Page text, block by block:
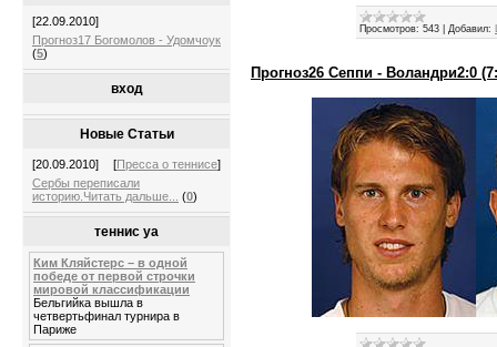
[22.09.2010]
Прогноз17 Богомолов - Удомчоук
(5)
вход
Новые Статьи
[20.09.2010] [Пресса о теннисе]
Сербы переписали
историю.Читать дальше...
(0)
теннис уа
Ким Кляйстерс – в одной
победе от первой строчки
мировой классификации
Бельгийка вышла в
четвертьфинал турнира в
Париже
Просмотров: 543 Добавил:
Прогноз26 Сеппи - Воландри2:0